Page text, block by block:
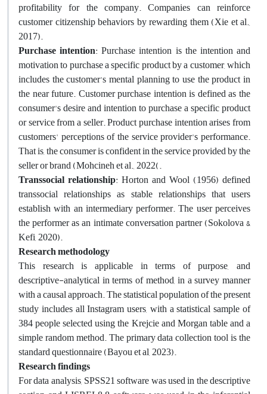
profitability for the company. Companies can reinforce
customer citizenship behaviors by rewarding them (Xie et al.,
2017).
Purchase intention: Purchase intention is the intention and
motivation to purchase a specific product by a customer, which
includes the customer's mental planning to use the product in
the near future. Customer purchase intention is defined as the
consumer's desire and intention to purchase a specific product
or service from a seller. Product purchase intention arises from
customers' perceptions of the service provider's performance.
That is, the consumer is confident in the service provided by the
seller or brand (Mohcineh et al., 2022(.
Transsocial relationship: Horton and Wool (1956) defined
transsocial relationships as stable relationships that users
establish with an intermediary performer. The user perceives
the performer as an intimate conversation partner (Sokolova &
Kefi, 2020).
Research methodology
This research is applicable in terms of purpose, and
descriptive-analytical in terms of method, in a survey manner
with a causal approach. The statistical population of the present
study includes all Instagram users, with a statistical sample of
384 people selected using the Krejcie and Morgan table and a
simple random method. The primary data collection tool is the
standard questionnaire (Bayou et al, 2023).
Research findings
For data analysis, SPSS21 software was used in the descriptive